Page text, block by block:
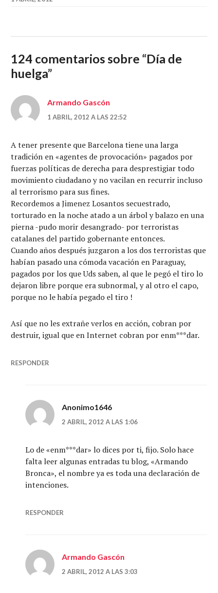
124 comentarios sobre “Día de
huelga”
Armando Gascón
1 ABRIL, 2012 A LAS 22:52
A tener presente que Barcelona tiene una larga
tradición en «agentes de provocación» pagados por
fuerzas políticas de derecha para desprestigiar todo
movimiento ciudadano y no vacilan en recurrir incluso
al terrorismo para sus fines.
Recordemos a Jimenez Losantos secuestrado,
torturado en la noche atado a un árbol y balazo en una
pierna -pudo morir desangrado- por terroristas
catalanes del partido gobernante entonces.
Cuando años después juzgaron a los dos terroristas que
habían pasado una cómoda vacación en Paraguay,
pagados por los que Uds saben, al que le pegó el tiro lo
dejaron libre porque era subnormal, y al otro el capo,
porque no le había pegado el tiro !
Así que no les extrañe verlos en acción, cobran por
destruir, igual que en Internet cobran por enm***dar.
RESPONDER
Anonimo1646
2 ABRIL, 2012 A LAS 1:06
Lo de «enm***dar» lo dices por ti, fijo. Solo hace
falta leer algunas entradas tu blog, «Armando
Bronca», el nombre ya es toda una declaración de
intenciones.
RESPONDER
Armando Gascón
2 ABRIL, 2012 A LAS 3:03